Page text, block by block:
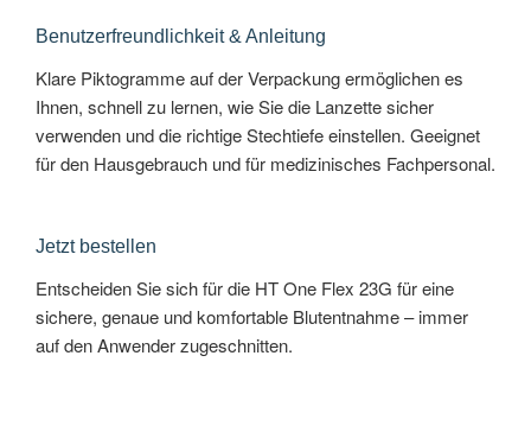
Benutzerfreundlichkeit & Anleitung
Klare Piktogramme auf der Verpackung ermöglichen es
Ihnen, schnell zu lernen, wie Sie die Lanzette sicher
verwenden und die richtige Stechtiefe einstellen. Geeignet
für den Hausgebrauch und für medizinisches Fachpersonal.
Jetzt bestellen
Entscheiden Sie sich für die HT One Flex 23G für eine
sichere, genaue und komfortable Blutentnahme – immer
auf den Anwender zugeschnitten.